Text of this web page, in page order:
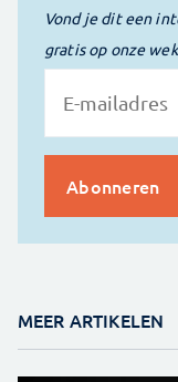
Vond je dit een
gratis op onze
MEER ARTIKELEN